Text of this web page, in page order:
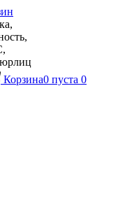
Корзина0 пуста 0